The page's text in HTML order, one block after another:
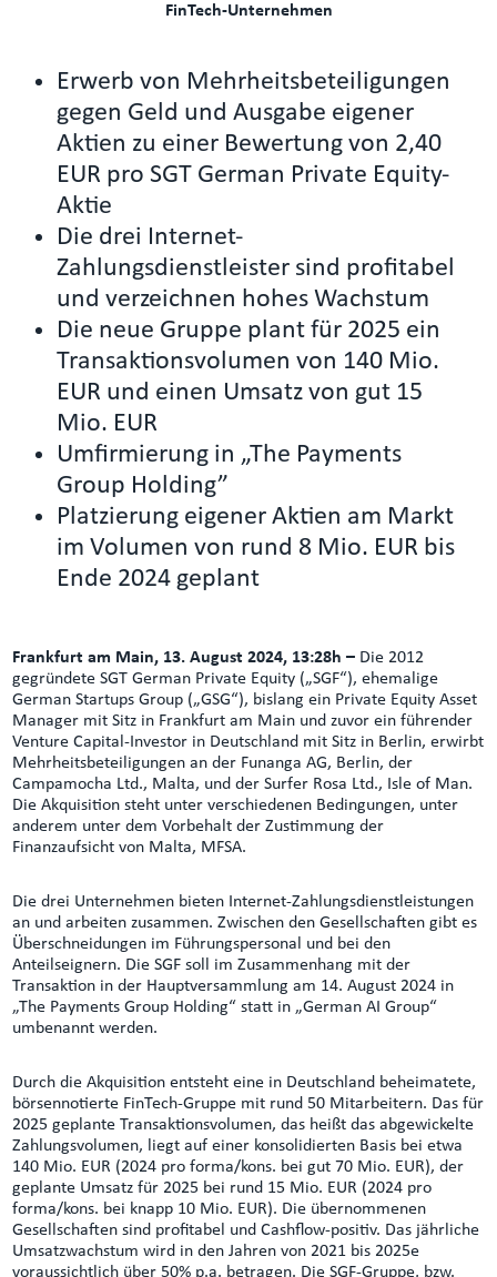
FinTech-Unternehmen
Erwerb von Mehrheitsbeteiligungen
gegen Geld und Ausgabe eigener
Aktien zu einer Bewertung von 2,40
EUR pro SGT German Private Equity-
Aktie
Die drei Internet-
Zahlungsdienstleister sind profitabel
und verzeichnen hohes Wachstum
Die neue Gruppe plant für 2025 ein
Transaktionsvolumen von 140 Mio.
EUR und einen Umsatz von gut 15
Mio. EUR
Umfirmierung in „The Payments
Group Holding”
Platzierung eigener Aktien am Markt
im Volumen von rund 8 Mio. EUR bis
Ende 2024 geplant
Frankfurt am Main, 13. August 2024, 13:28h – Die 2012
gegründete SGT German Private Equity („SGF“), ehemalige
German Startups Group („GSG“), bislang ein Private Equity Asset
Manager mit Sitz in Frankfurt am Main und zuvor ein führender
Venture Capital-Investor in Deutschland mit Sitz in Berlin, erwirbt
Mehrheitsbeteiligungen an der Funanga AG, Berlin, der
Campamocha Ltd., Malta, und der Surfer Rosa Ltd., Isle of Man.
Die Akquisition steht unter verschiedenen Bedingungen, unter
anderem unter dem Vorbehalt der Zustimmung der
Finanzaufsicht von Malta, MFSA.
Die drei Unternehmen bieten Internet-Zahlungsdienstleistungen
an und arbeiten zusammen. Zwischen den Gesellschaften gibt es
Überschneidungen im Führungspersonal und bei den
Anteilseignern. Die SGF soll im Zusammenhang mit der
Transaktion in der Hauptversammlung am 14. August 2024 in
„The Payments Group Holding“ statt in „German AI Group“
umbenannt werden.
Durch die Akquisition entsteht eine in Deutschland beheimatete,
börsennotierte FinTech-Gruppe mit rund 50 Mitarbeitern. Das für
2025 geplante Transaktionsvolumen, das heißt das abgewickelte
Zahlungsvolumen, liegt auf einer konsolidierten Basis bei etwa
140 Mio. EUR (2024 pro forma/kons. bei gut 70 Mio. EUR), der
geplante Umsatz für 2025 bei rund 15 Mio. EUR (2024 pro
forma/kons. bei knapp 10 Mio. EUR). Die übernommenen
Gesellschaften sind profitabel und Cashflow-positiv. Das jährliche
Umsatzwachstum wird in den Jahren von 2021 bis 2025e
voraussichtlich über 50% p.a. betragen. Die SGF-Gruppe, bzw.